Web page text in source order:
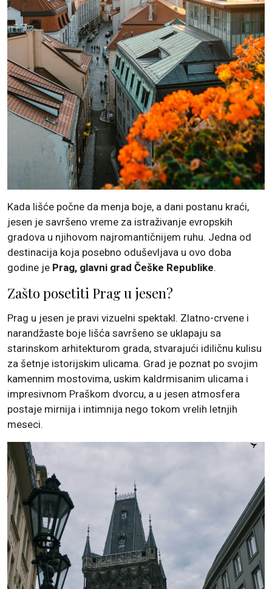
Kada lišće počne da menja boje, a dani postanu kraći,
jesen je savršeno vreme za istraživanje evropskih
gradova u njihovom najromantičnijem ruhu. Jedna od
destinacija koja posebno oduševljava u ovo doba
godine je Prag, glavni grad Češke Republike.
Zašto posetiti Prag u jesen?
Prag u jesen je pravi vizuelni spektakl. Zlatno-crvene i
narandžaste boje lišća savršeno se uklapaju sa
starinskom arhitekturom grada, stvarajući idiličnu kulisu
za šetnje istorijskim ulicama. Grad je poznat po svojim
kamennim mostovima, uskim kaldrmisanim ulicama i
impresivnom Praškom dvorcu, a u jesen atmosfera
postaje mirnija i intimnija nego tokom vrelih letnjih
meseci.